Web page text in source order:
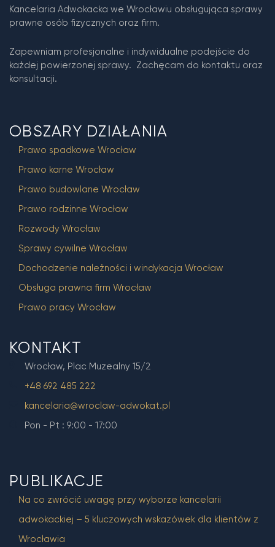
Kancelaria Adwokacka we Wrocławiu obsługująca sprawy
prawne osób fizycznych oraz firm.
Zapewniam profesjonalne i indywidualne podejście do
każdej powierzonej sprawy. Zachęcam do kontaktu oraz
konsultacji.
OBSZARY DZIAŁANIA
Prawo spadkowe Wrocław
Prawo karne Wrocław
Prawo budowlane Wrocław
Prawo rodzinne Wrocław
Rozwody Wrocław
Sprawy cywilne Wrocław
Dochodzenie należności i windykacja Wrocław
Obsługa prawna firm Wrocław
Prawo pracy Wrocław
KONTAKT
Wrocław, Plac Muzealny 15/2
+48 692 485 222
kancelaria@wroclaw-adwokat.pl
Pon - Pt : 9:00 - 17:00
PUBLIKACJE
Na co zwrócić uwagę przy wyborze kancelarii
adwokackiej – 5 kluczowych wskazówek dla klientów z
Wrocławia